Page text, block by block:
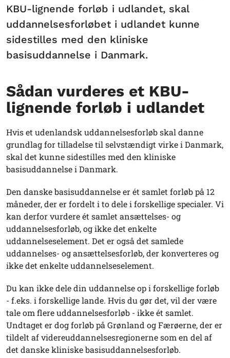
KBU-lignende forløb i udlandet, skal
uddannelsesforløbet i udlandet kunne
sidestilles med den kliniske
basisuddannelse i Danmark.
Sådan vurderes et KBU-
lignende forløb i udlandet
Hvis et udenlandsk uddannelsesforløb skal danne
grundlag for tilladelse til selvstændigt virke i Danmark,
skal det kunne sidestilles med den kliniske
basisuddannelse i Danmark.
Den danske basisuddannelse er ét samlet forløb på 12
måneder, der er fordelt i to dele i forskellige specialer. Vi
kan derfor vurdere ét samlet ansættelses- og
uddannelsesforløb, og ikke det enkelte
uddannelseselement. Det er også det samlede
uddannelses- og ansættelsesforløb, der konverteres og
ikke det enkelte uddannelseselement.
Du kan ikke dele din uddannelse op i forskellige forløb
- f.eks. i forskellige lande. Hvis du gør det, vil der være
tale om flere uddannelsesforløb - ikke ét samlet.
Undtaget er dog forløb på Grønland og Færøerne, der er
tildelt af videreuddannelsesregionerne som en del af
det danske kliniske basisuddannelsesforløb.